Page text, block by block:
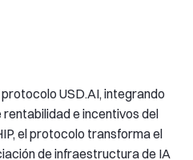
USD.AI, integrando
e incentivos del
el protocolo transforma el
de infraestructura de IA